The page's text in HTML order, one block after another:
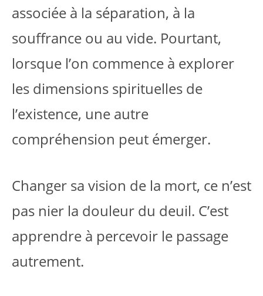
associée à la séparation, à la
souffrance ou au vide. Pourtant,
lorsque l’on commence à explorer
les dimensions spirituelles de
l’existence, une autre
compréhension peut émerger.
Changer sa vision de la mort, ce n’est
pas nier la douleur du deuil. C’est
apprendre à percevoir le passage
autrement.